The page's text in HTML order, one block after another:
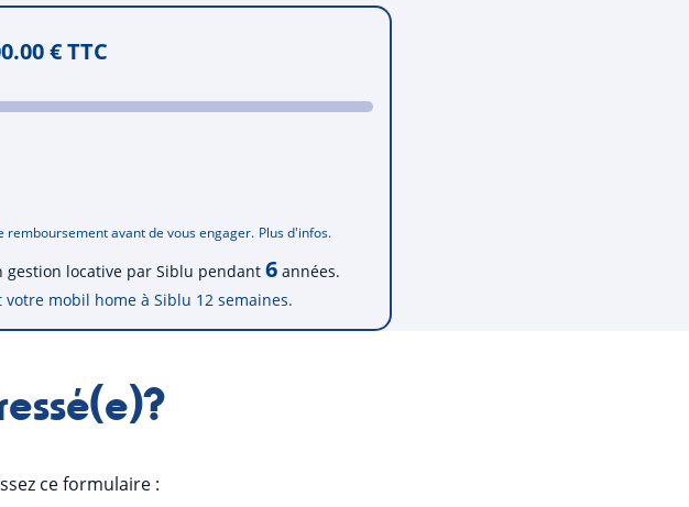
€ TTC
remboursement avant de vous engager. Plus d'infos.
locative par Siblu pendant 6années.
mobil home à Siblu 12semaines.
ce formulaire :